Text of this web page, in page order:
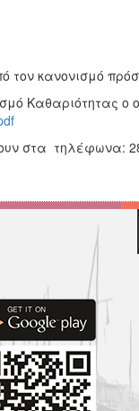
τον κανονισμό
Καθαριότητας ο
στα τηλέφωνα: